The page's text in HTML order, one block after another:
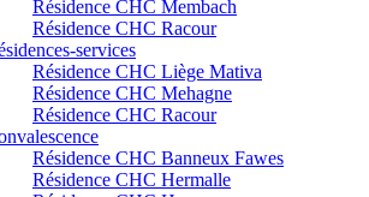
Résidence CHC Membach
Résidence CHC Racour
services
Résidence CHC Liège Mativa
Résidence CHC Mehagne
Résidence CHC Racour
Résidence CHC Banneux Fawes
Résidence CHC Hermalle